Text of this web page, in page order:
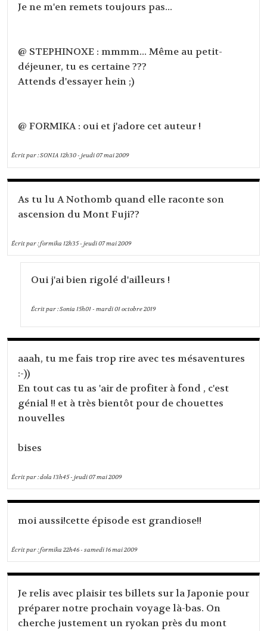
Je ne m'en remets toujours pas...
@ STEPHINOXE : mmmm... Même au petit-
déjeuner, tu es certaine ???
Attends d'essayer hein ;)
@ FORMIKA : oui et j'adore cet auteur !
Écrit par :SONIA 12h30-jeudi 07mai 2009
As tu lu A Nothomb quand elle raconte son
ascension du Mont Fuji??
Écrit par :formika 12h35-jeudi 07mai 2009
Oui j'ai bien rigolé d'ailleurs !
Écrit par :Sonia 15h01- mardi 01octobre 2019
aaah, tu me fais trop rire avec tes mésaventures
:-))
En tout cas tu as 'air de profiter à fond , c'est
génial !! et à très bientôt pour de chouettes
nouvelles
bises
Écrit par :dola 13h45-jeudi 07mai 2009
moi aussi!cette épisode est grandiose!!
Écrit par :formika 22h46-samedi 16mai 2009
Je relis avec plaisir tes billets sur la Japonie pour
préparer notre prochain voyage là-bas. On
cherche justement un ryokan près du mont